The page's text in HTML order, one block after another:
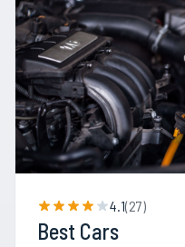
4.1(27)
Best Cars